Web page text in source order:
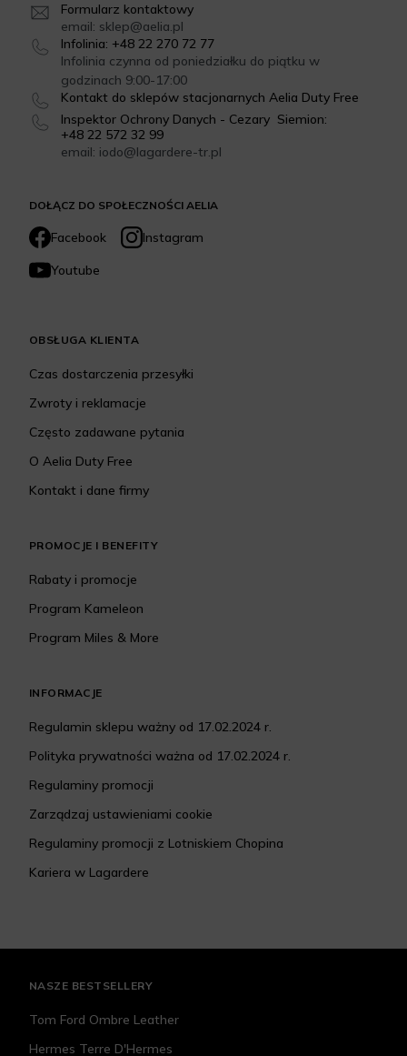
DOŁĄCZ DO SPOŁECZNOŚCI AELIA
Facebook
Instagram
Youtube
Formularz kontaktowy
email: sklep@aelia.pl
Infolinia: +48 22 270 72 77
Infolinia czynna od poniedziałku do piątku w
godzinach 9:00-17:00
Kontakt do sklepów stacjonarnych Aelia Duty Free
Inspektor Ochrony Danych - Cezary Siemion:
+48 22 572 32 99
email: iodo@lagardere-tr.pl
OBSŁUGA KLIENTA
Czas dostarczenia przesyłki
Zwroty i reklamacje
Często zadawane pytania
O Aelia Duty Free
Kontakt i dane firmy
PROMOCJE I BENEFITY
Rabaty i promocje
Program Kameleon
Program Miles & More
INFORMACJE
Regulamin sklepu ważny od 17.02.2024 r.
Polityka prywatności ważna od 17.02.2024 r.
Regulaminy promocji
Zarządzaj ustawieniami cookie
Regulaminy promocji z Lotniskiem Chopina
Kariera w Lagardere
NASZE BESTSELLERY
Tom Ford Ombre Leather
Hermes Terre D'Hermes